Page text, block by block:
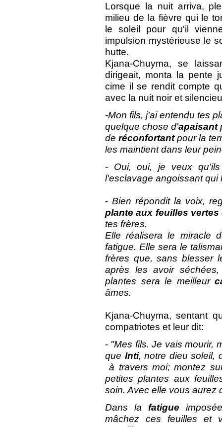
Lorsque la nuit arriva,
milieu de la fièvre qui le
le soleil pour qu'il
impulsion mystérieuse le
hutte.
Kjana-Chuyma, se
dirigeait, monta la pente
cime il se rendit compte
avec la nuit noir et
-Mon fils, j'ai entendu tes
quelque chose d'apaisant
de réconfortant pour la
les maintient dans leur
- Oui, oui, je veux
l'esclavage angoissant qui
- Bien répondit la voix,
plante aux feuilles vertes
tes frères.
Elle réalisera le miracle
fatigue. Elle sera le
frères que, sans blesser
après les avoir
plantes sera le meilleur
âmes.
Kjana-Chuyma, sentant
compatriotes et leur dit:
- "Mes fils. Je vais mourir,
que Inti, notre dieu soleil,
à travers moi; montez
petites plantes aux
soin. Avec elle vous aurez
Dans la fatigue
mâchez ces feuilles et